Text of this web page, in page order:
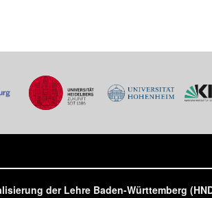
der Lehre Baden-Württemberg